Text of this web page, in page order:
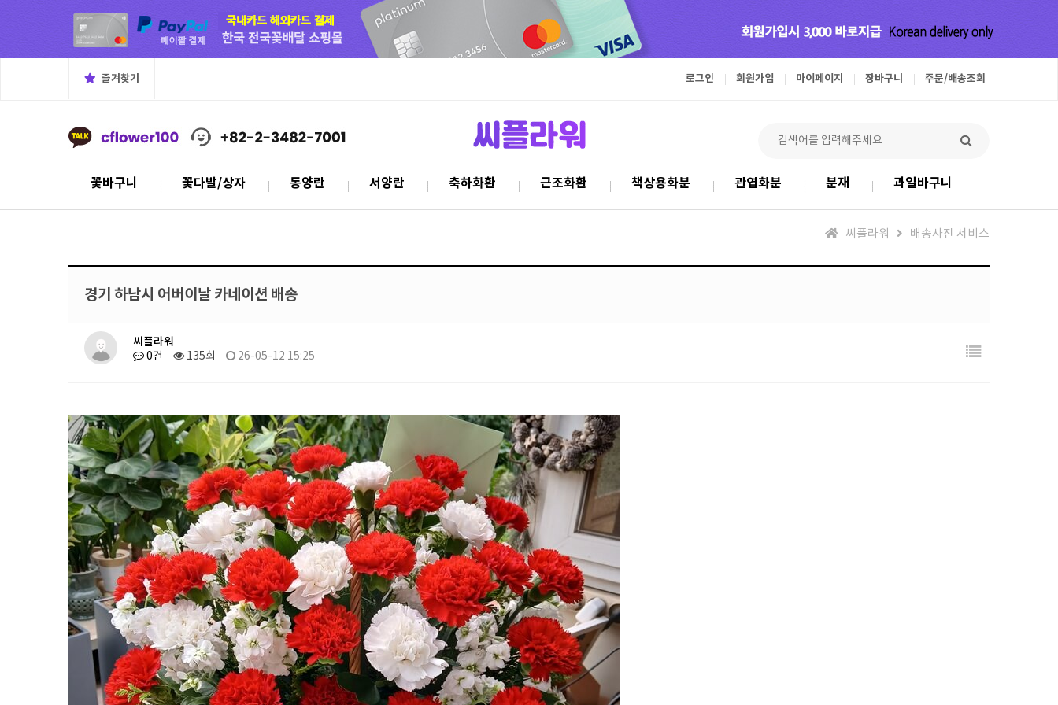
즐겨찾기 로그인 회원가입 마이페이지 장바구니 주문/배송조회
꽃바구니 꽃다발/상자 동양란 서양란 축하화환 근조화환 책상용화분 관엽화분 분재 과일바구니
씨플라워 배송사진 서비스
경기 하남시 어버이날 카네이션 배송
씨플라워
0건 135회 26-05-12 15:25